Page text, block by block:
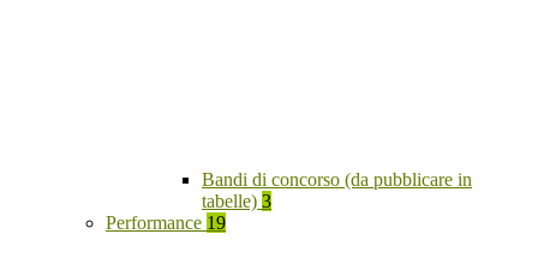
Bandi di concorso (da pubblicare in
tabelle) 3
Performance 19